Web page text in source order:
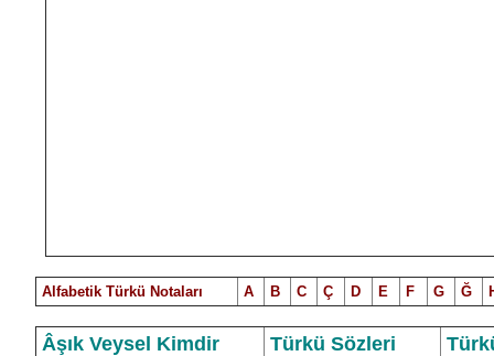
Alfabetik Türkü Notaları A B C Ç D E F G Ğ
Âşık Veysel Kimdir Türkü Sözleri